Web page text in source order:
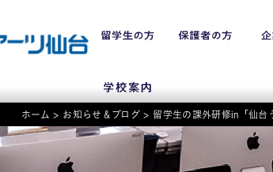
ホーム > お知らせ＆ブログ > 留学生の課外研修in「仙台